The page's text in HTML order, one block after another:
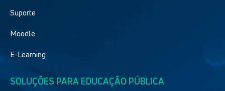
Suporte
Moodle
E-Learning
SOLUÇÕES PARA EDUCAÇÃO PÚBLICA